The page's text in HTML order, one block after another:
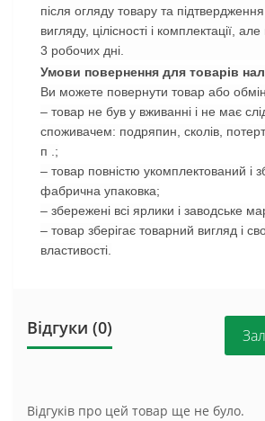
після огляду товару та
вигляду, цілісності і комплектації,
3 робочих дні.
Умови повернення для товарів
Ви можете повернути товар або
– товар не був у вживанні і не має
споживачем: подряпин, сколів,
п .;
– товар повністю укомплектований і
фабрична упаковка;
– збережені всі ярлики і заводське
– товар зберігає товарний вигляд і
властивості.
Відгуки (0)
Відгуків про цей товар ще не було.